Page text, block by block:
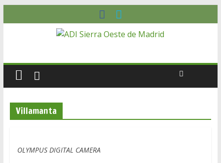
Villamanta
OLYMPUS DIGITAL CAMERA